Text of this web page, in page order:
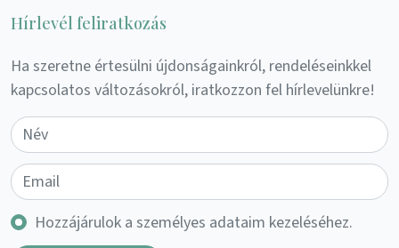
Hírlevél feliratkozás
Ha szeretne értesülni újdonságainkról, rendeléseinkkel
kapcsolatos változásokról, iratkozzon fel hírlevelünkre!
Hozzájárulok a személyes adataim kezeléséhez.